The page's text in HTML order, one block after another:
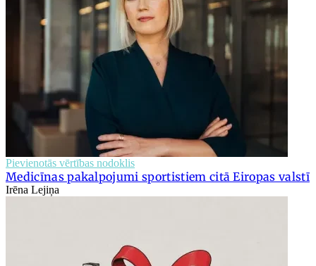
Pievienotās vērtības nodoklis
Medicīnas pakalpojumi sportistiem citā Eiropas valstī
Irēna Lejiņa